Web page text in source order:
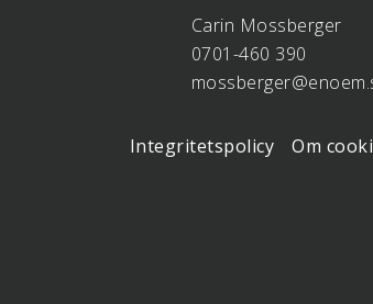
Carin Mossberger
0701-460 390
Integritetspolicy Om